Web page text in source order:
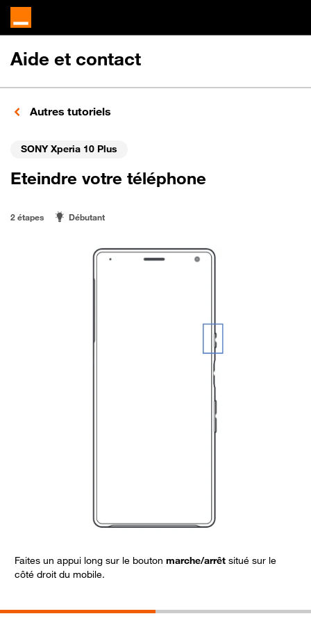
Aide et contact
Autres tutoriels
SONY Xperia 10 Plus
Eteindre votre téléphone
2 étapes Débutant
Faites un appui long sur le bouton marche/arrêt situé sur le
côté droit du mobile.